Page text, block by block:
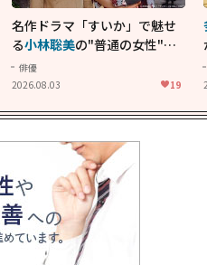
名作ドラマ「すいか」で魅せ
る小林聡美の"普通の女性"が
大人に刺さる...映画「かもめ
食堂」にも通じる静かな芝居
俳優
2026.08.03
19